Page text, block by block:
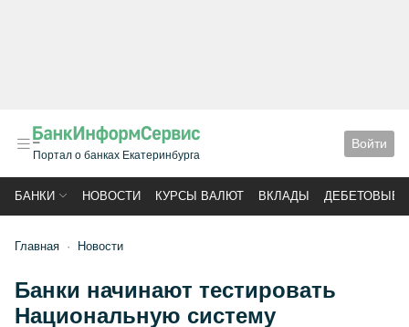
Портал о банках Екатеринбурга
Войти
БАНКИ НОВОСТИ КУРСЫ ВАЛЮТ ВКЛАДЫ ДЕБЕТОВЫЕ
Главная Новости
Банки начинают тестировать
Национальную систему